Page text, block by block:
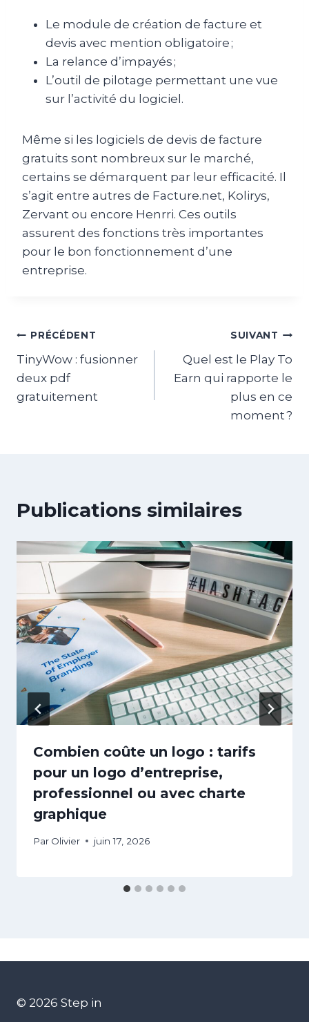
Le module de création de facture et
devis avec mention obligatoire ;
La relance d’impayés ;
L’outil de pilotage permettant une vue
sur l’activité du logiciel.
Même si les logiciels de devis de facture
gratuits sont nombreux sur le marché,
certains se démarquent par leur efficacité. Il
s’agit entre autres de Facture.net, Kolirys,
Zervant ou encore Henrri. Ces outils
assurent des fonctions très importantes
pour le bon fonctionnement d’une
entreprise.
Navigation
de
l’article
PRÉCÉDENT
TinyWow : fusionner
deux pdf
gratuitement
SUIVANT
Quel est le Play To
Earn qui rapporte le
plus en ce
moment ?
Publications similaires
Combien coûte un logo : tarifs
pour un logo d’entreprise,
professionnel ou avec charte
graphique
Par Olivier juin 17, 2026
© 2026 Step in